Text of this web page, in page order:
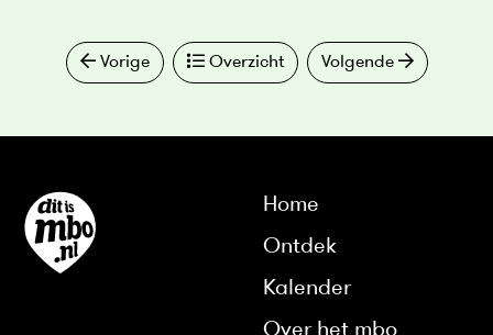
Vorige Overzicht Volgende
Home
Ontdek
Kalender
Over het mbo